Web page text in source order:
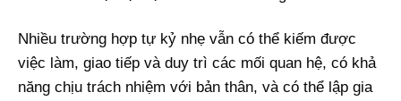
Nhiều trường hợp tự kỷ nhẹ vẫn có thể kiếm được
việc làm, giao tiếp và duy trì các mối quan hệ, có khả
năng chịu trách nhiệm với bản thân, và có thể lập gia